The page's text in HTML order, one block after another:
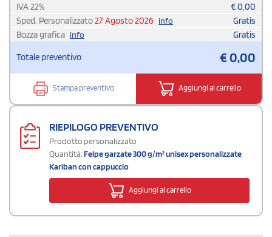
IVA22% €0,00
Sped. Personalizzato27 Agosto 2026 info
Gratis
Bozza grafica info Gratis
Totale preventivo €0,00
Stampa preventivo Aggiungi al carrello
RIEPILOGO PREVENTIVO
Prodotto personalizzato
Quantità:Felpe garzate 300 g/m² unisex personalizzate
Kariban con cappuccio
Aggiungi al carrello